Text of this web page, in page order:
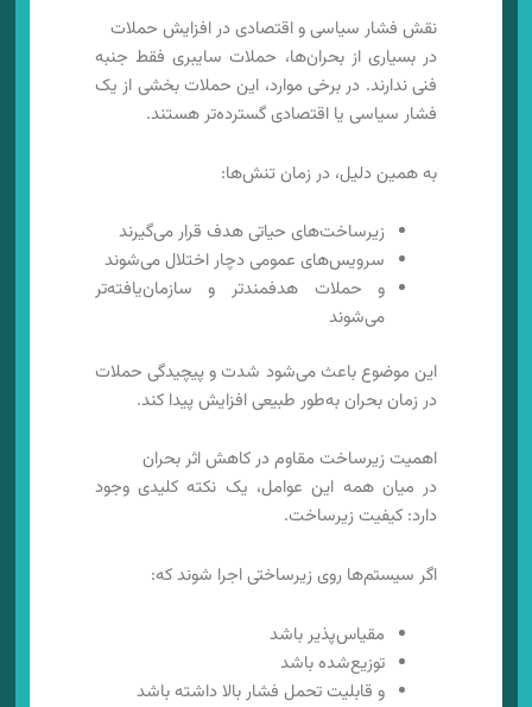
نقش فشار سیاسی و اقتصادی در افزایش حملات
در بسیاری از بحران‌ها، حملات سایبری فقط جنبه
فنی ندارند. در برخی موارد، این حملات بخشی از یک
فشار سیاسی یا اقتصادی گسترده‌تر هستند.
به همین دلیل، در زمان تنش‌ها:
زیرساخت‌های حیاتی هدف قرار می‌گیرند
سرویس‌های عمومی دچار اختلال می‌شوند
و حملات هدفمندتر و سازمان‌یافته‌تر
می‌شوند
این موضوع باعث می‌شود شدت و پیچیدگی حملات
در زمان بحران به‌طور طبیعی افزایش پیدا کند.
اهمیت زیرساخت مقاوم در کاهش اثر بحران
در میان همه این عوامل، یک نکته کلیدی وجود
دارد: کیفیت زیرساخت.
اگر سیستم‌ها روی زیرساختی اجرا شوند که:
مقیاس‌پذیر باشد
توزیع‌شده باشد
و قابلیت تحمل فشار بالا داشته باشد